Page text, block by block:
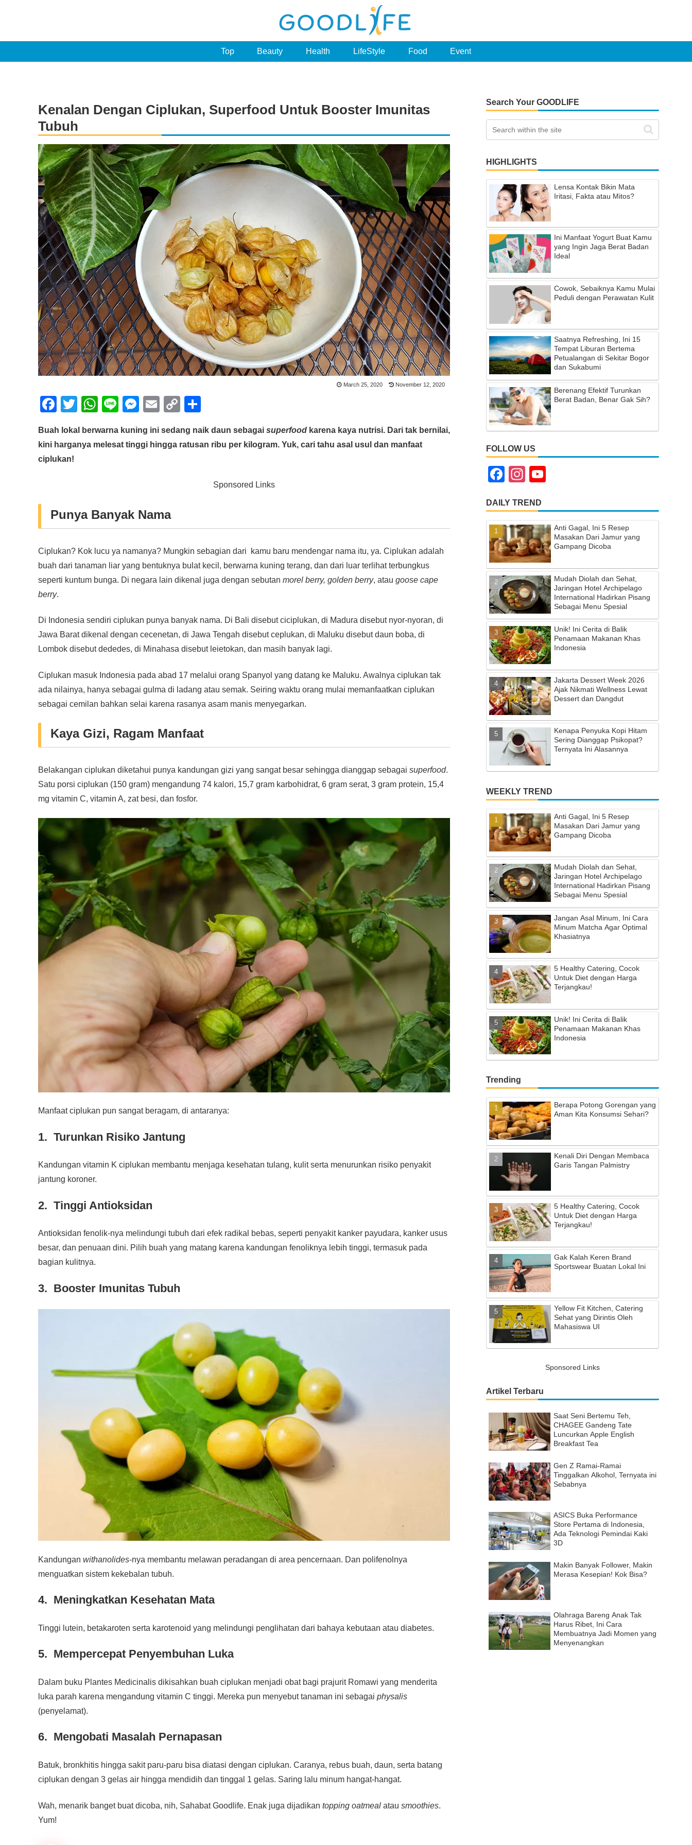
Top Beauty Health LifeStyle Food Event
Kenalan Dengan Ciplukan, Superfood Untuk Booster Imunitas
Tubuh
March 25, 2020 November 12, 2020
F
c
e
k
T
tt
er
W
at
s
Li
e
M
ss
e
E
ail
C
p
y
ar
e
Buah lokal berwarna kuning ini sedang naik daun sebagai superfood karena kaya nutrisi. Dari tak bernilai,
kini harganya melesat tinggi hingga ratusan ribu per kilogram. Yuk, cari tahu asal usul dan manfaat
ciplukan!
Sponsored Links
Punya Banyak Nama
Ciplukan? Kok lucu ya namanya? Mungkin sebagian dari kamu baru mendengar nama itu, ya. Ciplukan adalah
buah dari tanaman liar yang bentuknya bulat kecil, berwarna kuning terang, dan dari luar terlihat terbungkus
seperti kuntum bunga. Di negara lain dikenal juga dengan sebutan morel berry, golden berry, atau goose cape
berry.
Di Indonesia sendiri ciplukan punya banyak nama. Di Bali disebut ciciplukan, di Madura disebut nyor-nyoran, di
Jawa Barat dikenal dengan cecenetan, di Jawa Tengah disebut ceplukan, di Maluku disebut daun boba, di
Lombok disebut dededes, di Minahasa disebut leietokan, dan masih banyak lagi.
Ciplukan masuk Indonesia pada abad 17 melalui orang Spanyol yang datang ke Maluku. Awalnya ciplukan tak
ada nilainya, hanya sebagai gulma di ladang atau semak. Seiring waktu orang mulai memanfaatkan ciplukan
sebagai cemilan bahkan selai karena rasanya asam manis menyegarkan.
Kaya Gizi, Ragam Manfaat
Belakangan ciplukan diketahui punya kandungan gizi yang sangat besar sehingga dianggap sebagai superfood.
Satu porsi ciplukan (150 gram) mengandung 74 kalori, 15,7 gram karbohidrat, 6 gram serat, 3 gram protein, 15,4
mg vitamin C, vitamin A, zat besi, dan fosfor.
Manfaat ciplukan pun sangat beragam, di antaranya:
1. Turunkan Risiko Jantung
Kandungan vitamin K ciplukan membantu menjaga kesehatan tulang, kulit serta menurunkan risiko penyakit
jantung koroner.
2. Tinggi Antioksidan
Antioksidan fenolik-nya melindungi tubuh dari efek radikal bebas, seperti penyakit kanker payudara, kanker usus
besar, dan penuaan dini. Pilih buah yang matang karena kandungan fenoliknya lebih tinggi, termasuk pada
bagian kulitnya.
3. Booster Imunitas Tubuh
Kandungan withanolides-nya membantu melawan peradangan di area pencernaan. Dan polifenolnya
menguatkan sistem kekebalan tubuh.
4. Meningkatkan Kesehatan Mata
Tinggi lutein, betakaroten serta karotenoid yang melindungi penglihatan dari bahaya kebutaan atau diabetes.
5. Mempercepat Penyembuhan Luka
Dalam buku Plantes Medicinalis dikisahkan buah ciplukan menjadi obat bagi prajurit Romawi yang menderita
luka parah karena mengandung vitamin C tinggi. Mereka pun menyebut tanaman ini sebagai physalis
(penyelamat).
6. Mengobati Masalah Pernapasan
Batuk, bronkhitis hingga sakit paru-paru bisa diatasi dengan ciplukan. Caranya, rebus buah, daun, serta batang
ciplukan dengan 3 gelas air hingga mendidih dan tinggal 1 gelas. Saring lalu minum hangat-hangat.
Wah, menarik banget buat dicoba, nih, Sahabat Goodlife. Enak juga dijadikan topping oatmeal atau smoothies.
Yum!
Search Your GOODLIFE
HIGHLIGHTS
Lensa Kontak Bikin Mata
Iritasi, Fakta atau Mitos?
Ini Manfaat Yogurt Buat Kamu
yang Ingin Jaga Berat Badan
Ideal
Cowok, Sebaiknya Kamu Mulai
Peduli dengan Perawatan Kulit
Saatnya Refreshing, Ini 15
Tempat Liburan Bertema
Petualangan di Sekitar Bogor
dan Sukabumi
Berenang Efektif Turunkan
Berat Badan, Benar Gak Sih?
FOLLOW US
F
c
e
b
o
o
k
In
a
gr
a
m
u
T
u
b
e
C
h
a
n
n
el
DAILY TREND
Anti Gagal, Ini 5 Resep
Masakan Dari Jamur yang
Gampang Dicoba
Mudah Diolah dan Sehat,
Jaringan Hotel Archipelago
International Hadirkan Pisang
Sebagai Menu Spesial
Unik! Ini Cerita di Balik
Penamaan Makanan Khas
Indonesia
Jakarta Dessert Week 2026
Ajak Nikmati Wellness Lewat
Dessert dan Dangdut
Kenapa Penyuka Kopi Hitam
Sering Dianggap Psikopat?
Ternyata Ini Alasannya
WEEKLY TREND
Anti Gagal, Ini 5 Resep
Masakan Dari Jamur yang
Gampang Dicoba
Mudah Diolah dan Sehat,
Jaringan Hotel Archipelago
International Hadirkan Pisang
Sebagai Menu Spesial
Jangan Asal Minum, Ini Cara
Minum Matcha Agar Optimal
Khasiatnya
5 Healthy Catering, Cocok
Untuk Diet dengan Harga
Terjangkau!
Unik! Ini Cerita di Balik
Penamaan Makanan Khas
Indonesia
Trending
Berapa Potong Gorengan yang
Aman Kita Konsumsi Sehari?
Kenali Diri Dengan Membaca
Garis Tangan Palmistry
5 Healthy Catering, Cocok
Untuk Diet dengan Harga
Terjangkau!
Gak Kalah Keren Brand
Sportswear Buatan Lokal Ini
Yellow Fit Kitchen, Catering
Sehat yang Dirintis Oleh
Mahasiswa UI
Sponsored Links
Artikel Terbaru
Saat Seni Bertemu Teh,
CHAGEE Gandeng Tate
Luncurkan Apple English
Breakfast Tea
Gen Z Ramai-Ramai
Tinggalkan Alkohol, Ternyata ini
Sebabnya
ASICS Buka Performance
Store Pertama di Indonesia,
Ada Teknologi Pemindai Kaki
3D
Makin Banyak Follower, Makin
Merasa Kesepian! Kok Bisa?
Olahraga Bareng Anak Tak
Harus Ribet, Ini Cara
Membuatnya Jadi Momen yang
Menyenangkan